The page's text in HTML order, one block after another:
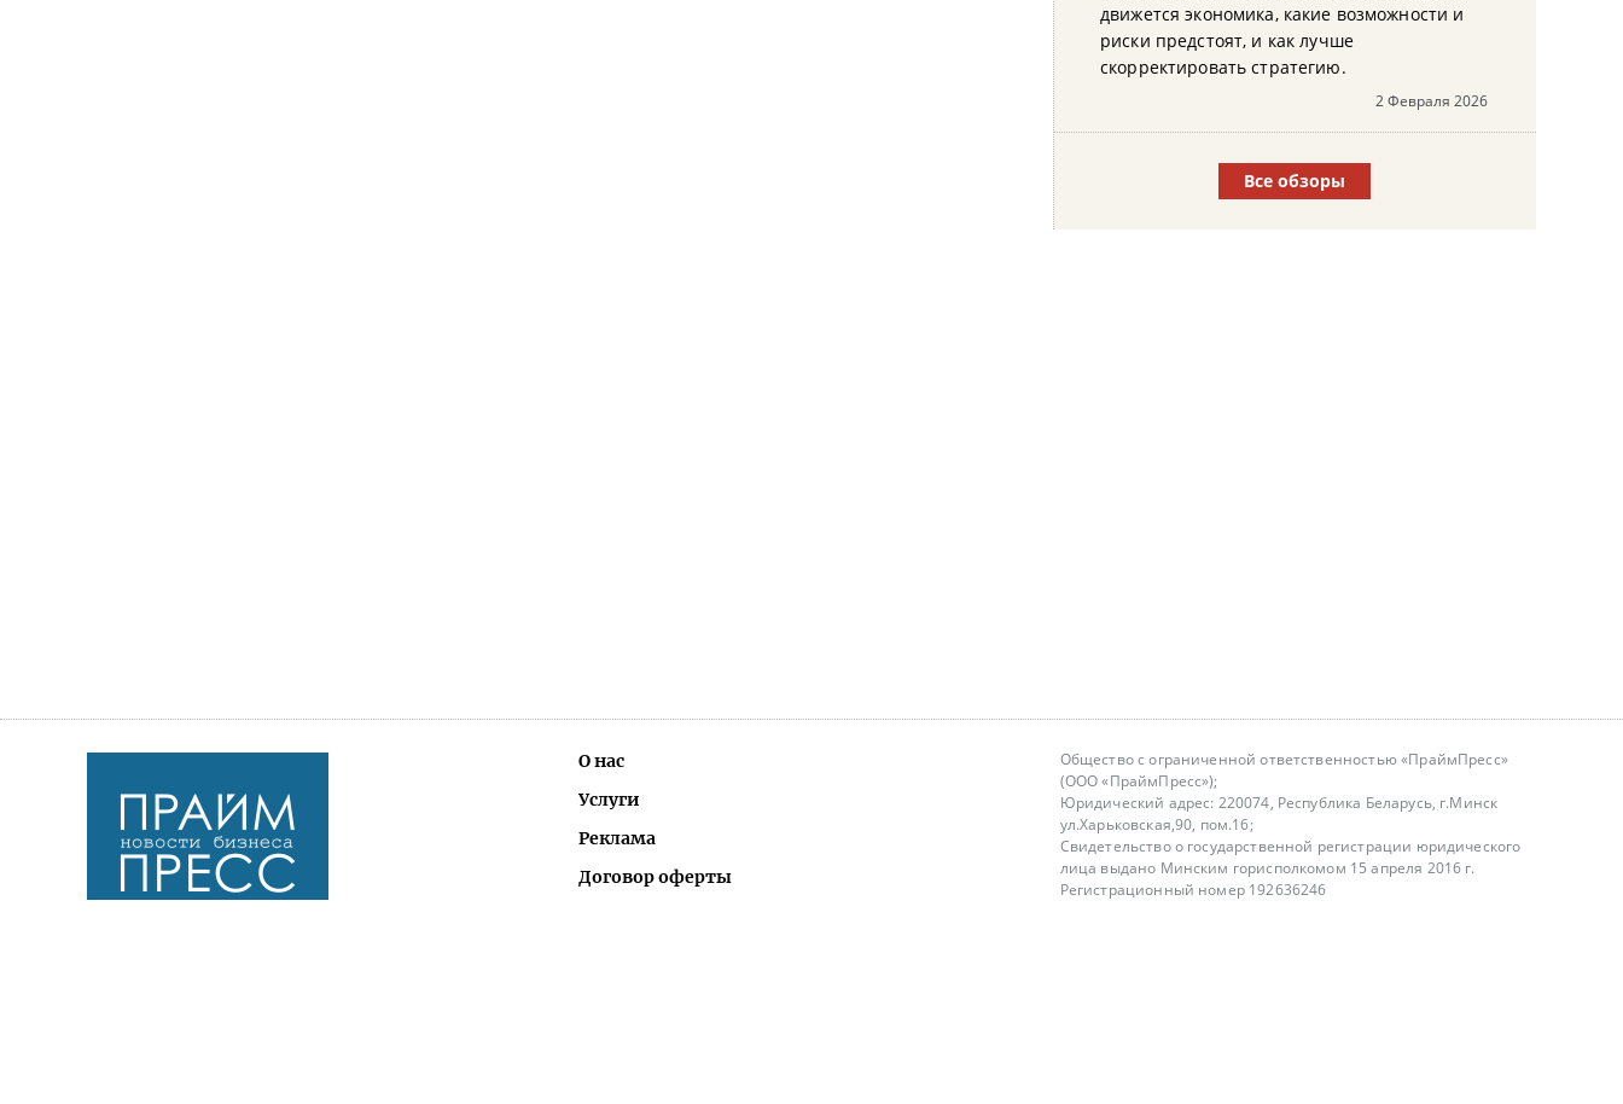
движется экономика, какие возможности и
риски предстоят, и как лучше
скорректировать стратегию.
2 Февраля 2026
Все обзоры
О нас
Услуги
Реклама
Договор оферты
Общество с ограниченной ответственностью «ПраймПресс»
(ООО «ПраймПресс»);
Юридический адрес: 220074, Республика Беларусь, г.Минск
ул.Харьковская,90, пом.16;
Свидетельство о государственной регистрации юридического
лица выдано Минским горисполкомом 15 апреля 2016 г.
Регистрационный номер 192636246